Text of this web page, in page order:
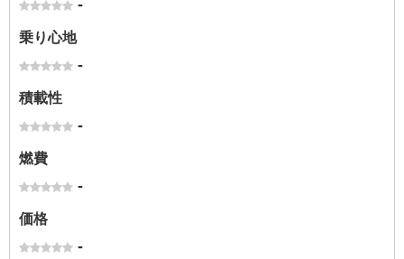
-
乗り心地
-
積載性
-
燃費
-
価格
-